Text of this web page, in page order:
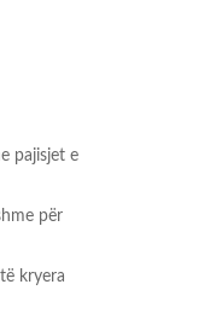
pajisjet e
për
kryera